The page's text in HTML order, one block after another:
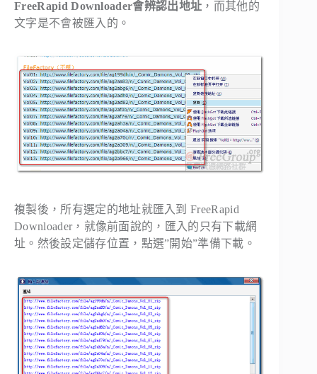
FreeRapid Downloader會辨認出地址 ，而其他的
文字是不會被匯入的。
複製後，所有選定的地址就匯入到 FreeRapid
Downloader，就像前面說的，匯入的只有下載網
址。然後設定儲存位置，點選”開始”準備下載。